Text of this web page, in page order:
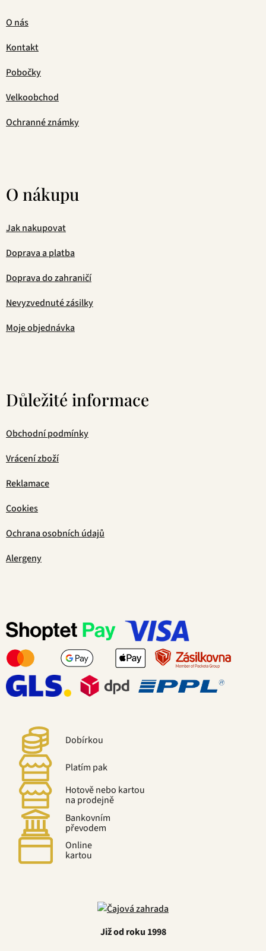
O nás
Kontakt
Pobočky
Velkoobchod
Ochranné známky
O nákupu
Jak nakupovat
Doprava a platba
Doprava do zahraničí
Nevyzvednuté zásilky
Moje objednávka
Důležité informace
Obchodní podmínky
Vrácení zboží
Reklamace
Cookies
Ochrana osobních údajů
Alergeny
Dobírkou
Platím pak
Hotově nebo kartou
na prodejně
Bankovním
převodem
Online
kartou
Již od roku 1998